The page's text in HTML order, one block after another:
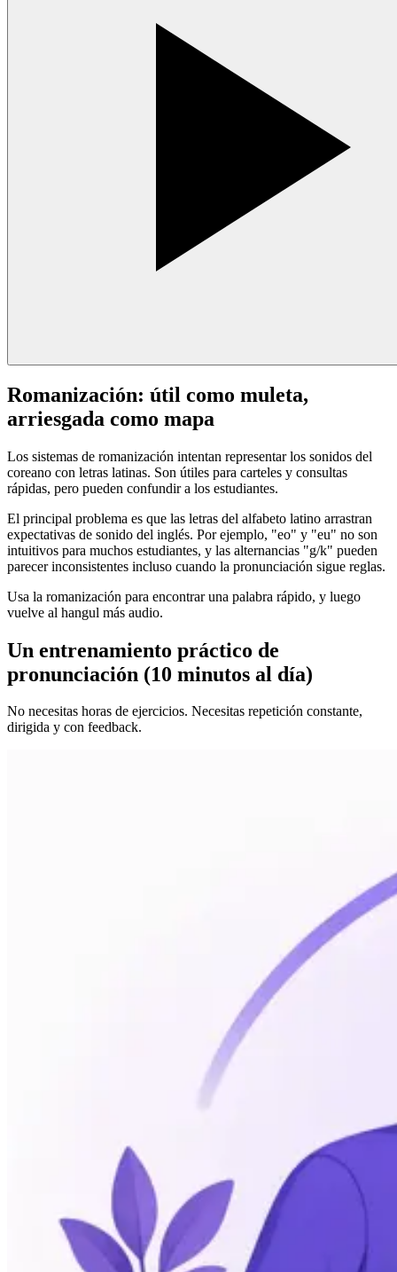
Romanización: útil como muleta,
arriesgada como mapa
Los sistemas de romanización intentan representar los sonidos del
coreano con letras latinas. Son útiles para carteles y consultas
rápidas, pero pueden confundir a los estudiantes.
El principal problema es que las letras del alfabeto latino arrastran
expectativas de sonido del inglés. Por ejemplo, "eo" y "eu" no son
intuitivos para muchos estudiantes, y las alternancias "g/k" pueden
parecer inconsistentes incluso cuando la pronunciación sigue reglas.
Usa la romanización para encontrar una palabra rápido, y luego
vuelve al hangul más audio.
Un entrenamiento práctico de
pronunciación (10 minutos al día)
No necesitas horas de ejercicios. Necesitas repetición constante,
dirigida y con feedback.